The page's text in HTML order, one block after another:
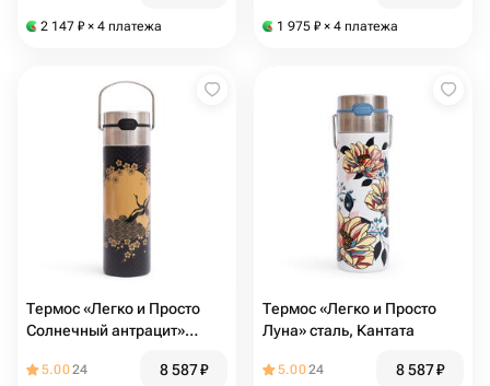
2 147 ₽ × 4 платежа 1 975 ₽ × 4 платежа
Термос «Легко и Просто
Солнечный антрацит»
5.0024 8 587₽
Термос «Легко и Просто
Луна» сталь, Кантата
5.0024 8 587₽